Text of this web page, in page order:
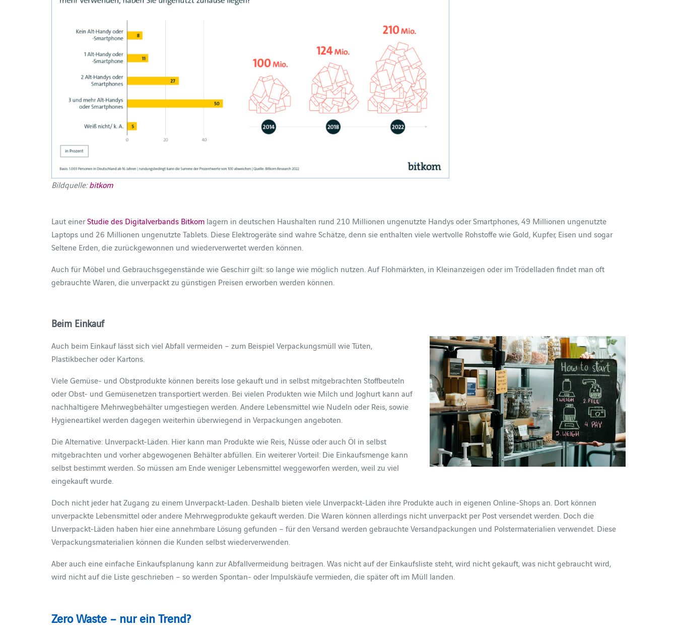
Bildquelle:bitkom
Laut einerStudie des Digitalverbands Bitkom lagern in deutschen Haushalten rund 210 Millionen ungenutzte Handys oder Smartphones, 49 Millionen ungenutzte
Laptops und 26 Millionen ungenutzte Tablets. Diese Elektrogeräte sind wahre Schätze, denn sie enthalten viele wertvolle Rohstoffe wie Gold, Kupfer, Eisen und sogar
Seltene Erden, die zurückgewonnen und wiederverwertet werden können.
Auch für Möbel und Gebrauchsgegenstände wie Geschirr gilt: so lange wie möglich nutzen. Auf Flohmärkten, in Kleinanzeigen oder im Trödelladen findet man oft
gebrauchte Waren, die unverpackt zu günstigen Preisen erworben werden können.
Beim Einkauf
Auch beim Einkauf lässt sich viel Abfall vermeiden – zum Beispiel Verpackungsmüll wie Tüten,
Plastikbecher oder Kartons.
Viele Gemüse- und Obstprodukte können bereits lose gekauft und in selbst mitgebrachten Stoffbeuteln
oder Obst- und Gemüsenetzen transportiert werden. Bei vielen Produkten wie Milch und Joghurt kann auf
nachhaltigere Mehrwegbehälter umgestiegen werden. Andere Lebensmittel wie Nudeln oder Reis, sowie
Hygieneartikel werden dagegen weiterhin überwiegend in Verpackungen angeboten.
Die Alternative: Unverpackt-Läden. Hier kann man Produkte wie Reis, Nüsse oder auch Öl in selbst
mitgebrachten und vorher abgewogenen Behälter abfüllen. Ein weiterer Vorteil: Die Einkaufsmenge kann
selbst bestimmt werden. So müssen am Ende weniger Lebensmittel weggeworfen werden, weil zu viel
eingekauft wurde.
Doch nicht jeder hat Zugang zu einem Unverpackt-Laden. Deshalb bieten viele Unverpackt-Läden ihre Produkte auch in eigenen Online-Shops an. Dort können
unverpackte Lebensmittel oder andere Mehrwegprodukte gekauft werden. Die Waren können allerdings nicht unverpackt per Post versendet werden. Doch die
Unverpackt-Läden haben hier eine annehmbare Lösung gefunden – für den Versand werden gebrauchte Versandpackungen und Polstermaterialien verwendet. Diese
Verpackungsmaterialien können die Kunden selbst wiederverwenden.
Aber auch eine einfache Einkaufsplanung kann zur Abfallvermeidung beitragen. Was nicht auf der Einkaufsliste steht, wird nicht gekauft, was nicht gebraucht wird,
wird nicht auf die Liste geschrieben – so werden Spontan- oder Impulskäufe vermieden, die später oft im Müll landen.
Zero Waste – nur ein Trend?